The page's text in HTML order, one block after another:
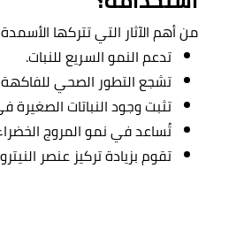
من أهم الآثار التي تتركها
تدعم النمو السريع للنبات.
تشجع التطور الصحي للفاكهة
تثبت وجود النباتات الصغيرة
تُساعد في نمو المروج
تقوم بزيادة تركيز عنصر